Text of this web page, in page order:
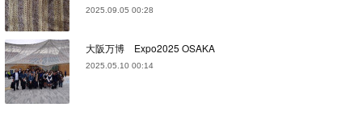
2025.09.05 00:28
大阪万博 Expo2025 OSAKA
2025.05.10 00:14